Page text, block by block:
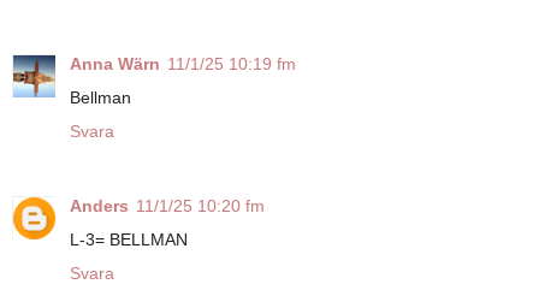
Anna Wärn 11/1/25 10:19 fm
Bellman
Svara
Anders 11/1/25 10:20 fm
L-3= BELLMAN
Svara